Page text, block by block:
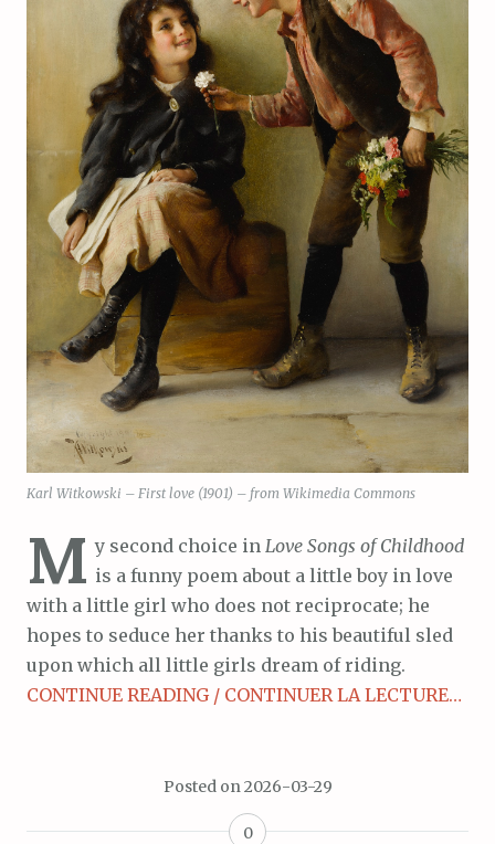
Karl Witkowski – First love (1901) – from Wikimedia Commons
M y second choice in Love Songs of Childhood
is a funny poem about a little boy in love
with a little girl who does not reciprocate; he
hopes to seduce her thanks to his beautiful sled
upon which all little girls dream of riding.
CONTINUE READING / CONTINUER LA LECTURE…
Posted on2026-03-29
0